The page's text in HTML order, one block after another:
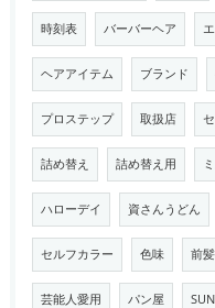
時刻表 バーバーヘア
ヘアアイテム ブランド
プロステップ 取扱店
詰め替え 詰め替え用
ハローデイ 資さんうどん
セルフカラー 色味 前髪
芸能人愛用 パン屋